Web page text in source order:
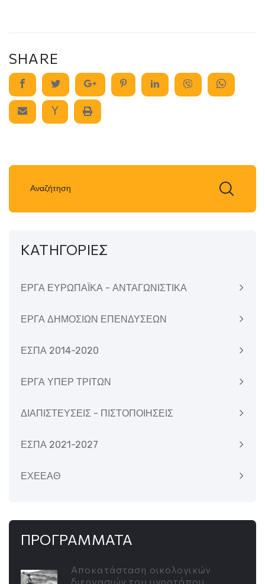
SHARE
ΚΑΤΗΓΟΡΙΕΣ
ΕΡΓΑ ΕΥΡΩΠΑΪΚΑ - ΑΝΤΑΓΩΝΙΣΤΙΚΑ
ΕΡΓΑ ΔΗΜΟΣΙΩΝ ΕΠΕΝΔΥΣΕΩΝ
ΕΣΠΑ 2014-2020
ΕΡΓΑ ΥΠΕΡ ΤΡΙΤΩΝ
ΔΙΑΠΙΣΤΕΥΣΕΙΣ - ΠΙΣΤΟΠΟΙΗΣΕΙΣ
ΕΣΠΑ 2021-2027
ΕΧΕΕΑΘ
ΠΡΟΓΡΑΜΜΑΤΑ
Αποκατάσταση οικολογικών
διεργασιών του υγροτόπου